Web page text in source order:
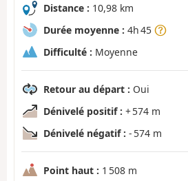
Distance : 10,98 km
Durée moyenne : 4h 45
Difficulté : Moyenne
Retour au départ : Oui
Dénivelé positif : + 574 m
Dénivelé négatif : - 574 m
Point haut : 1 508 m